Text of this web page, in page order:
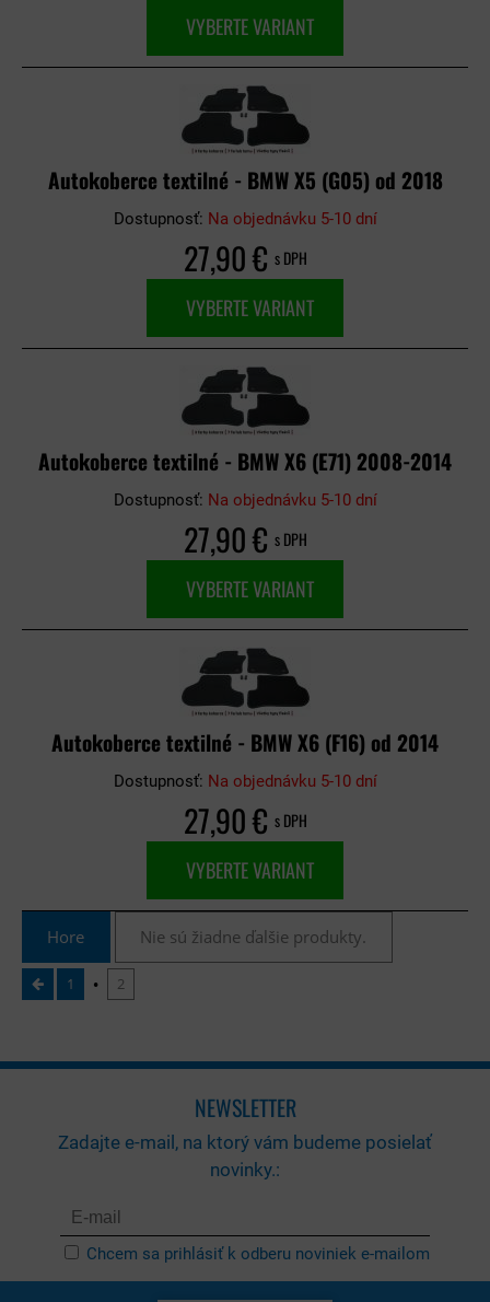
VYBERTE VARIANT
Autokoberce textilné - BMW X5 (G05) od 2018
Dostupnosť: Na objednávku 5-10 dní
27,90 € s DPH
VYBERTE VARIANT
Autokoberce textilné - BMW X6 (E71) 2008-2014
Dostupnosť: Na objednávku 5-10 dní
27,90 € s DPH
VYBERTE VARIANT
Autokoberce textilné - BMW X6 (F16) od 2014
Dostupnosť: Na objednávku 5-10 dní
27,90 € s DPH
VYBERTE VARIANT
Hore Nie sú žiadne ďalšie produkty.
1 2
NEWSLETTER
Zadajte e-mail, na ktorý vám budeme posielať
novinky.:
Chcem sa prihlásiť k odberu noviniek e-mailom